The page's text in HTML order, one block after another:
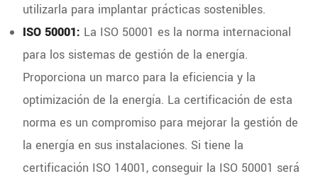
utilizarla para implantar prácticas sostenibles.
ISO 50001: La ISO 50001 es la norma internacional
para los sistemas de gestión de la energía.
Proporciona un marco para la eficiencia y la
optimización de la energía. La certificación de esta
norma es un compromiso para mejorar la gestión de
la energía en sus instalaciones. Si tiene la
certificación ISO 14001, conseguir la ISO 50001 será